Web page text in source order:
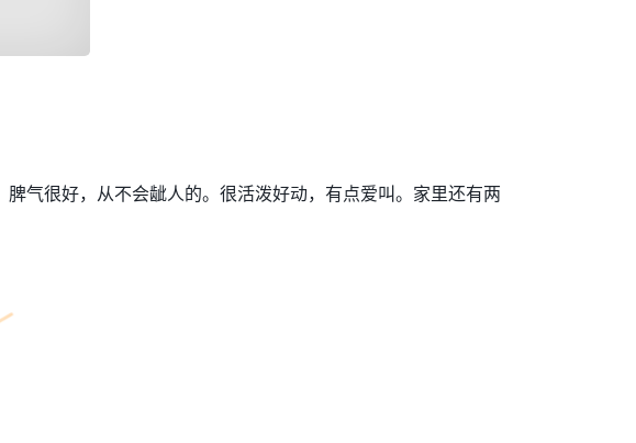
气很好，从不会龇人的。很活泼好动，有点爱叫。家里还有两